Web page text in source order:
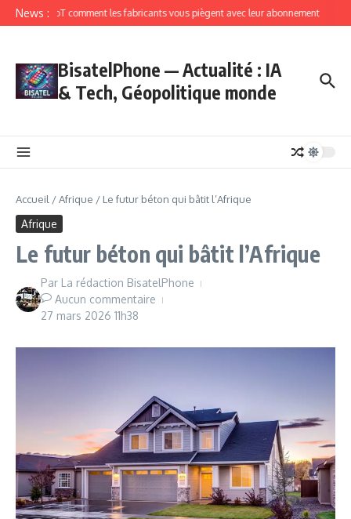
News :IoT comment les fabricants vous piègent avec leur abonnement
BisatelPhone — Actualité : IA
& Tech, Géopolitique monde
Accueil /Afrique / Le futur béton qui bâtit l’Afrique
Afrique
Le futur béton qui bâtit l’Afrique
Par La rédaction BisatelPhone
Aucun commentaire
27 mars 2026 11h38